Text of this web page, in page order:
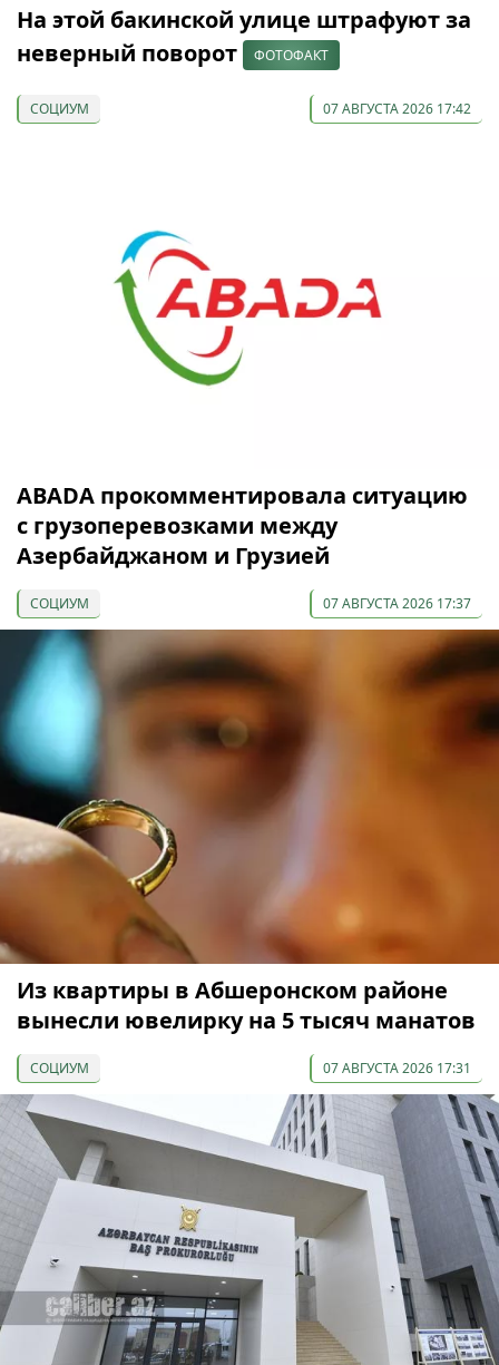
На этой бакинской улице штрафуют за
неверный поворот
ФОТОФАКТ
СОЦИУМ 07 АВГУСТА 2026 17:42
ABADA прокомментировала ситуацию
с грузоперевозками между
Азербайджаном и Грузией
СОЦИУМ 07 АВГУСТА 2026 17:37
Из квартиры в Абшеронском районе
вынесли ювелирку на 5 тысяч манатов
СОЦИУМ 07 АВГУСТА 2026 17:31